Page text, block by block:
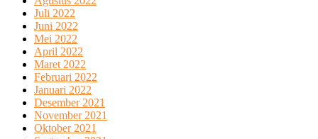
Juli 2022
Juni 2022
Mei 2022
April 2022
Maret 2022
Februari 2022
Januari 2022
Desember 2021
November 2021
Oktober 2021